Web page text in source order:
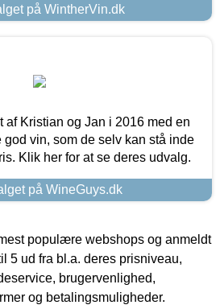
på WintherVin.dk
af Kristian og Jan i 2016 med en
vin, som de selv kan stå inde
Klik her for at se deres udvalg.
på WineGuys.dk
populære webshops og anmeldt
5 ud fra bl.a. deres prisniveau,
brugervenlighed,
og betalingsmuligheder.